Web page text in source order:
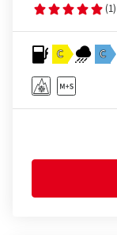
(1)
C C